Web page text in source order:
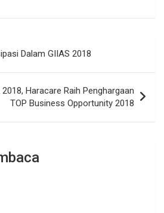
Dalam GIIAS 2018
Haracare Raih Penghargaan
TOP Business Opportunity 2018